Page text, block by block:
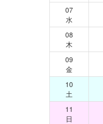
07
水
08
木
09
金
10
土
11
日